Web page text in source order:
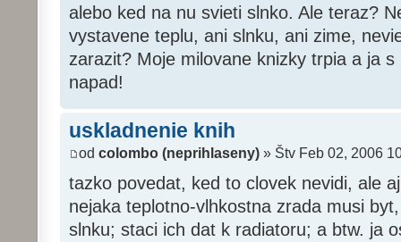
alebo ked na nu svieti slnko. Ale teraz?
vystavene teplu, ani slnku, ani zime,
zarazit? Moje milovane knizky trpia a ja
napad!
uskladnenie knih
od colombo (neprihlaseny) » Štv Feb 02, 2006
tazko povedat, ked to clovek nevidi, ale
nejaka teplotno-vlhkostna zrada musi
slnku; staci ich dat k radiatoru; a btw. ja